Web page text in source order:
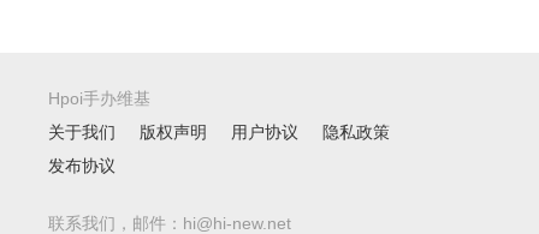
Hpoi手办维基
关于我们
版权声明 用户协议
隐私政策
发布协议
联系我们，邮件：hi@hi-new.net